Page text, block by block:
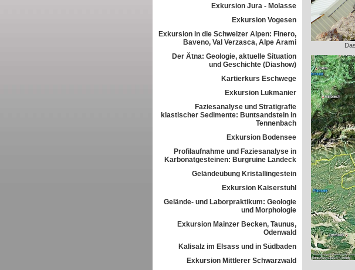
Exkursion Jura - Molasse
Exkursion Vogesen
Exkursion in die Schweizer Alpen: Finero,
Baveno, Val Verzasca, Alpe Arami
Der Ätna: Geologie, aktuelle Situation
und Geschichte (Diashow)
Kartierkurs Eschwege
Exkursion Lukmanier
Faziesanalyse und Stratigrafie
klastischer Sedimente: Buntsandstein in
Tennenbach
Exkursion Bodensee
Profilaufnahme und Faziesanalyse in
Karbonatgesteinen: Burgruine Landeck
Geländeübung Kristallingestein
Exkursion Kaiserstuhl
Gelände- und Laborpraktikum: Geologie
und Morphologie
Exkursion Mainzer Becken, Taunus,
Odenwald
Kalisalz im Elsass und in Südbaden
Exkursion Mittlerer Schwarzwald